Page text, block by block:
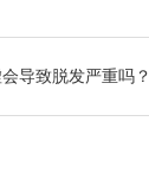
会导致脱发严重吗？